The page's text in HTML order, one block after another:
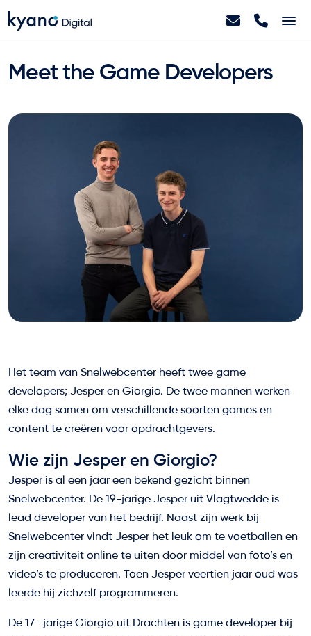
Home
Projecten
Artikelen
Meet the Game Developers
Het team van Snelwebcenter heeft twee game
developers; Jesper en Giorgio. De twee mannen werken
elke dag samen om verschillende soorten games en
content te creëren voor opdrachtgevers.
Wie zijn Jesper en Giorgio?
Jesper is al een jaar een bekend gezicht binnen
Snelwebcenter. De 19-jarige Jesper uit Vlagtwedde is
lead developer van het bedrijf. Naast zijn werk bij
Snelwebcenter vindt Jesper het leuk om te voetballen en
zijn creativiteit online te uiten door middel van foto’s en
video’s te produceren. Toen Jesper veertien jaar oud was
leerde hij zichzelf programmeren.
De 17- jarige Giorgio uit Drachten is game developer bij